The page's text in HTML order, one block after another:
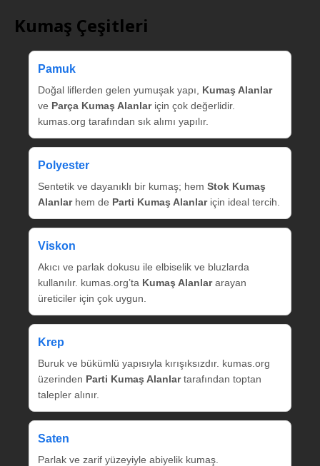
Kumaş Çeşitleri
Pamuk
Doğal liflerden gelen yumuşak yapı, Kumaş Alanlar
ve Parça Kumaş Alanlariçin çok değerlidir.
kumas.org tarafından sık alımı yapılır.
Polyester
Sentetik ve dayanıklı bir kumaş; hem Stok Kumaş
Alanlarhem de Parti Kumaş Alanlariçin ideal tercih.
Viskon
Akıcı ve parlak dokusu ile elbiselik ve bluzlarda
kullanılır. kumas.org’ta Kumaş Alanlararayan
üreticiler için çok uygun.
Krep
Buruk ve bükümlü yapısıyla kırışıksızdır. kumas.org
üzerinden Parti Kumaş Alanlartarafından toptan
talepler alınır.
Saten
Parlak ve zarif yüzeyiyle abiyelik kumaş.